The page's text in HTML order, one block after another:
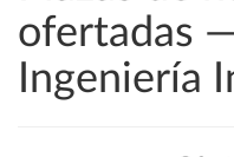
ofertadas
Ingeniería